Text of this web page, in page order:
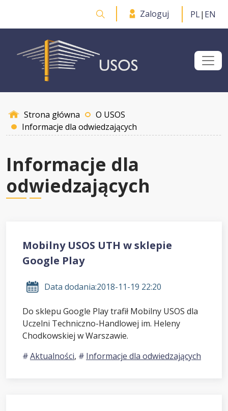
Przejdź do treści
Otwórz wyszukiwarkę
Zaloguj PL| EN
Strona główna
O USOS
Informacje dla odwiedzających
Informacje dla
odwiedzających
Mobilny USOS UTH w sklepie
Google Play
Data dodania:2018-11-19 22:20
Do sklepu Google Play trafił Mobilny USOS dla
Uczelni Techniczno-Handlowej im. Heleny
Chodkowskiej w Warszawie.
Aktualności, Informacje dla odwiedzających